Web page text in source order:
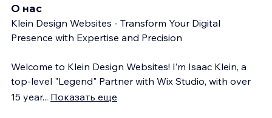
О нас
Klein Design Websites - Transform Your Digital
Presence with Expertise and Precision
Welcome to Klein Design Websites! I’m Isaac Klein, a
top-level "Legend" Partner with Wix Studio, with over
15 year... Показать еще